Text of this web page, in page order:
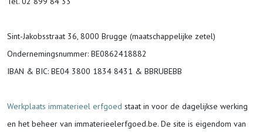
Sint-Jakobsstraat 36, 8000 Brugge (maatschappelijke zetel)
Ondernemingsnummer: BE0862418882
IBAN & BIC: BE04 3800 1834 8431 & BBRUBEBB
Werkplaats immaterieel erfgoed staat in voor de dagelijkse werking
en het beheer van immaterieelerfgoed.be. De site is eigendom van